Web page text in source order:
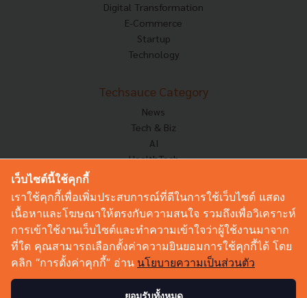
Digital Transformation
E-Commerce
Startup
Technology
Techsauce Category
News
Tech & Biz
AI
HealthTech
Corp Innov
Saucy Thoughts
Sustainable
Videos
Podcast
เว็บไซต์นี้ใช้คุกกี้
เราใช้คุกกี้เพื่อเพิ่มประสบการณ์ที่ดีในการใช้เว็บไซต์ แสดง
เนื้อหาและโฆษณาให้ตรงกับความสนใจ รวมถึงเพื่อวิเคราะห์
การเข้าใช้งานเว็บไซต์และทำความเข้าใจว่าผู้ใช้งานมาจาก
ที่ใด คุณสามารถเลือกตั้งค่าความยินยอมการใช้คุกกี้ได้ โดย
คลิก “การตั้งค่าคุกกี้” อ่าน นโยบายความเป็นส่วนตัว
ยอมรับทั้งหมด